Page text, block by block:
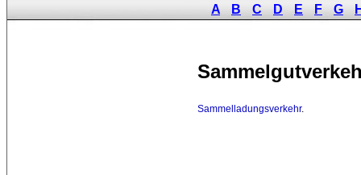
A B C D E F G
Sammelladungsverkehr.